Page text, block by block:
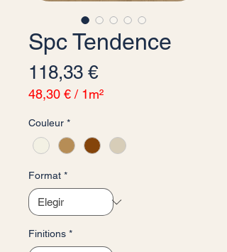
Spc Tendence
118,33 €Precio
48,30 € / 1m²
por
1
Metro
cuadrado
Couleur *
Format *
Finitions *